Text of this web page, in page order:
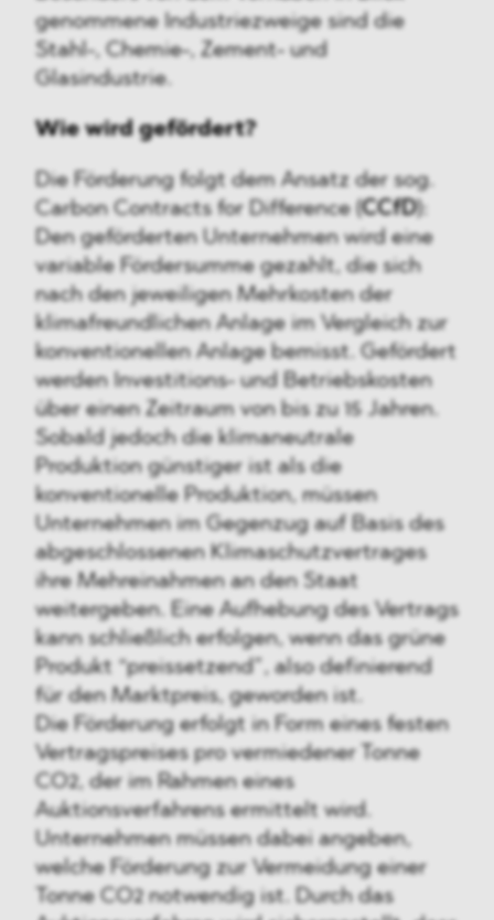
genommene Industriezweige sind die
Stahl-, Chemie-, Zement- und
Glasindustrie.
Wie wird gefördert?
Die Förderung folgt dem Ansatz der sog.
Carbon Contracts for Difference (CCfD):
Den geförderten Unternehmen wird eine
variable Fördersumme gezahlt, die sich
nach den jeweiligen Mehrkosten der
klimafreundlichen Anlage im Vergleich zur
konventionellen Anlage bemisst. Gefördert
werden Investitions- und Betriebskosten
über einen Zeitraum von bis zu 15 Jahren.
Sobald jedoch die klimaneutrale
Produktion günstiger ist als die
konventionelle Produktion, müssen
Unternehmen im Gegenzug auf Basis des
abgeschlossenen Klimaschutzvertrages
ihre Mehreinahmen an den Staat
weitergeben. Eine Aufhebung des Vertrags
kann schließlich erfolgen, wenn das grüne
Produkt “preissetzend”, also definierend
für den Marktpreis, geworden ist.
Die Förderung erfolgt in Form eines festen
Vertragspreises pro vermiedener Tonne
CO2, der im Rahmen eines
Auktionsverfahrens ermittelt wird.
Unternehmen müssen dabei angeben,
welche Förderung zur Vermeidung einer
Tonne CO2 notwendig ist. Durch das